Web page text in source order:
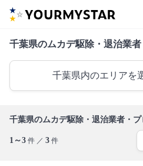
千葉県のムカデ駆除・退治業
千葉県内のエリアを
千葉県のムカデ駆除・退治業者・プ
1～3 件 ／ 3 件